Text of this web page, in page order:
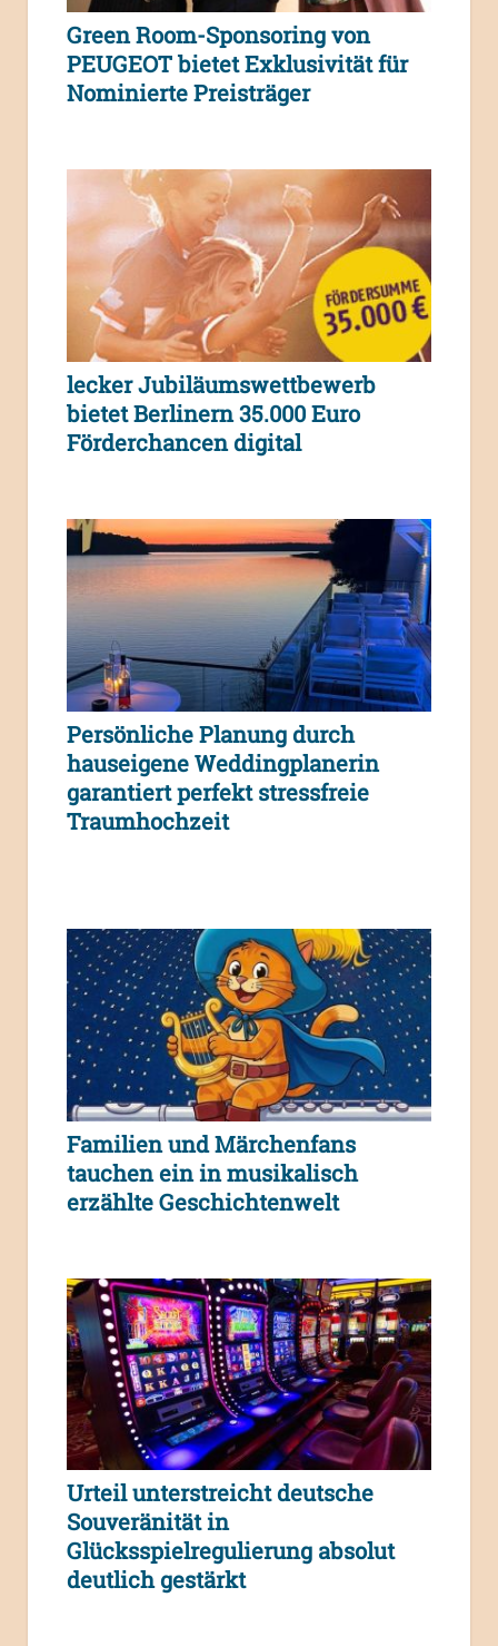
Green Room-Sponsoring von
PEUGEOT bietet Exklusivität für
Nominierte Preisträger
lecker Jubiläumswettbewerb
bietet Berlinern 35.000 Euro
Förderchancen digital
Persönliche Planung durch
hauseigene Weddingplanerin
garantiert perfekt stressfreie
Traumhochzeit
Familien und Märchenfans
tauchen ein in musikalisch
erzählte Geschichtenwelt
Urteil unterstreicht deutsche
Souveränität in
Glücksspielregulierung absolut
deutlich gestärkt